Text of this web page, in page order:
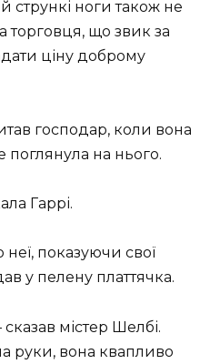
стрункі ноги також не
торговця, що звик за
ціну доброму
господар, коли вона
поглянула на нього.
Гаррі.
показуючи свої
у пелену платтячка.
містер Шелбі.
руки, вона квапливо